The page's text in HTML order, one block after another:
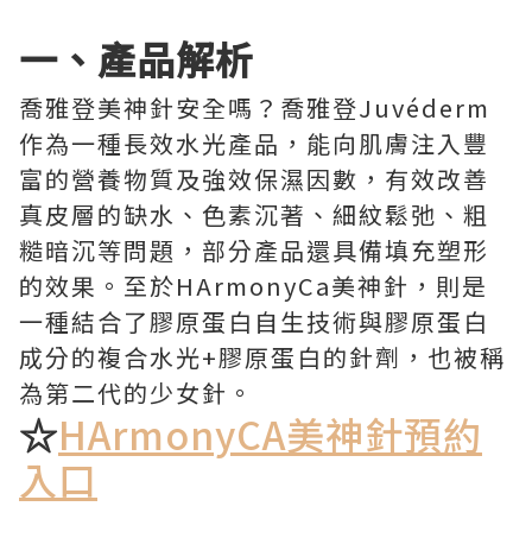
一、產品解析
喬雅登美神針安全嗎？喬雅登Juvéderm
作為一種長效水光產品，能向肌膚注入豐
富的營養物質及強效保濕因數，有效改善
真皮層的缺水、色素沉著、細紋鬆弛、粗
糙暗沉等問題，部分產品還具備填充塑形
的效果。至於HArmonyCa美神針，則是
一種結合了膠原蛋白自生技術與膠原蛋白
成分的複合水光+膠原蛋白的針劑，也被稱
為第二代的少女針。
☆HArmonyCA美神針預約
入口